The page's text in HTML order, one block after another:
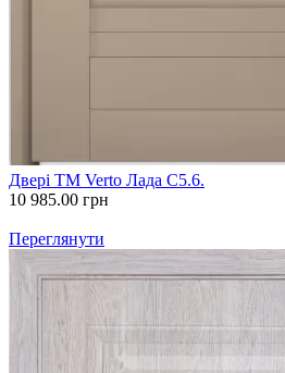
Двері ТМ Verto Лада С5.6.
10 985.00 грн
Переглянути